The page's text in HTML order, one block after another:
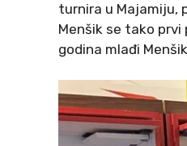
turnira u Majamiju,
Menšik se tako
godina mlađi